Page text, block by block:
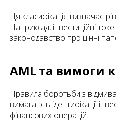
Ця класифікація визначає
Наприклад, інвестиційні
законодавство про цінні
AML та вимоги
Правила боротьби з
вимагають ідентифікації
фінансових операцій.